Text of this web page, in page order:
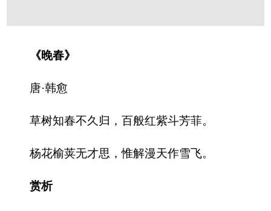
《晚春》
唐·韩愈
草树知春不久归，百般红紫斗芳菲。
杨花榆荚无才思，惟解漫天作雪飞。
赏析